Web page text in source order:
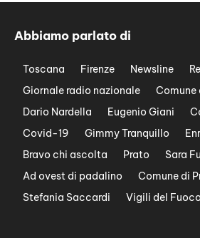
Abbiamo parlato di
Toscana Firenze Newsline
Giornale radio nazionale
Comune
Dario Nardella
Eugenio Giani
Covid-19
Gimmy Tranquillo
Bravo chi ascolta
Prato Sara
Ad ovest di padalino
Comune di
Stefania Saccardi
Vigili del Fuoco